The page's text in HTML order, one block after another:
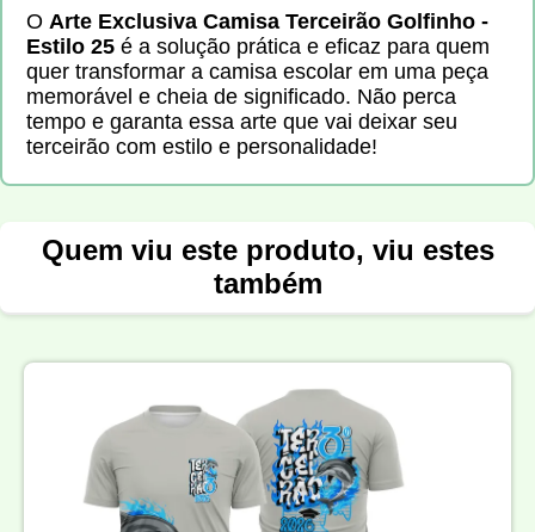
O Arte Exclusiva Camisa Terceirão Golfinho -
Estilo 25 é a solução prática e eficaz para quem
quer transformar a camisa escolar em uma peça
memorável e cheia de significado. Não perca
tempo e garanta essa arte que vai deixar seu
terceirão com estilo e personalidade!
Quem viu este produto, viu estes
também